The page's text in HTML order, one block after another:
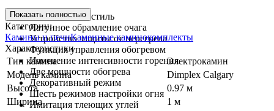
Классический стиль
Латунное обрамление очага
Устройство защиты от перегрева
Функция управления обогревом
Изменение интенсивности горения
Две мощности обогрева
Декоративный режим
Шесть режимов настройки огня
Имитация тлеющих углей
Показать полностью
Категории:
Камины и печиКаменные каминокомплекты
Характеристики
Тип камина
Электрокамин
Модель камина
Dimplex Calgary
Высота
0.97 м
Ширина
1 м